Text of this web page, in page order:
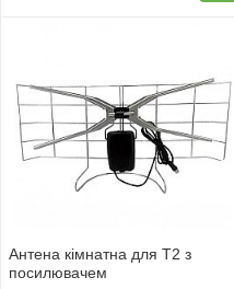
Антена кiмнатна для Т2 з
посилювачем